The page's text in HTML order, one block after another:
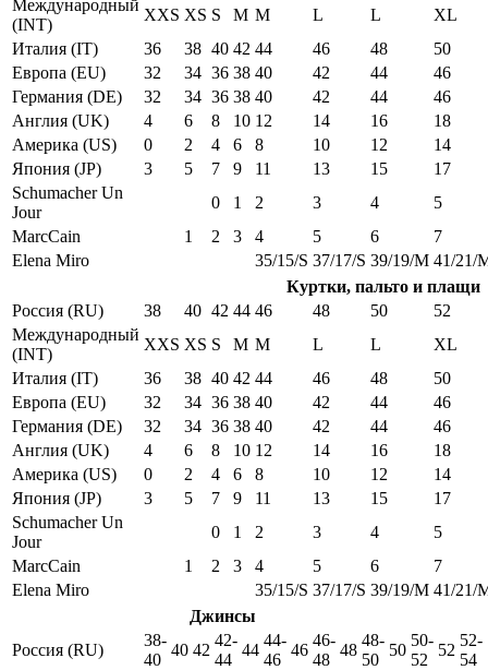
Международный
(INT)
XXS XS S M M L L
XL
Италия (IT)
36 38 40 42 44 46 48
50
Европа (EU)
32 34 36 38 40 42 44
46
Германия (DE)
32 34 36 38 40 42 44
46
Англия (UK)
4 6 8 10 12 14 16
18
Америка (US)
0 2 4 6 8 10 12
14
Япония (JP)
3 5 7 9 11 13 15
17
Schumacher Un
Jour
0 1 2 3 4
5
MarcCain
1 2 3 4 5 6
7
Elena Miro
35/15/S 37/17/S 39/19/M 41/21/
Куртки, пальто и плащи
Россия (RU)
38 40 42 44 46 48 50
52
Международный
(INT)
XXS XS S M M L L
XL
Италия (IT)
36 38 40 42 44 46 48
50
Европа (EU)
32 34 36 38 40 42 44
46
Германия (DE)
32 34 36 38 40 42 44
46
Англия (UK)
4 6 8 10 12 14 16
18
Америка (US)
0 2 4 6 8 10 12
14
Япония (JP)
3 5 7 9 11 13 15
17
Schumacher Un
Jour
0 1 2 3 4
5
MarcCain
1 2 3 4 5 6
7
Elena Miro
35/15/S 37/17/S 39/19/M 41/21/
Джинсы
Россия (RU)
38-
40
40 42
42-
44
44
44-
46
46
46-
48
48
48-
50
50
50-
52
52
52-
54